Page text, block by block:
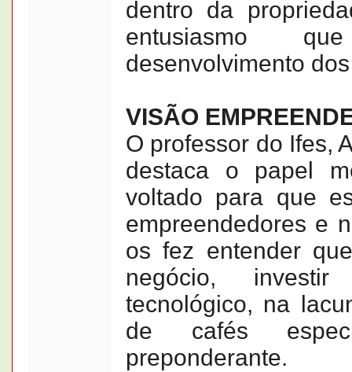
dentro da
entusiasmo
desenvolvimento
VISÃO
O professor do Ifes,
destaca o papel
voltado para que
empreendedores e
os fez entender
negócio,
tecnológico, na
de cafés
preponderante.